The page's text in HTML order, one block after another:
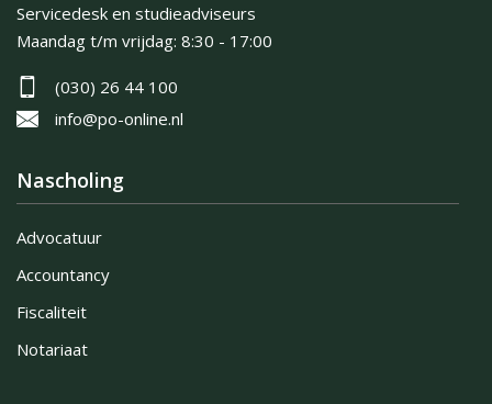
Servicedesk en studieadviseurs
Maandag t/m vrijdag: 8:30 - 17:00
(030) 26 44 100
info@po-online.nl
Nascholing
Advocatuur
Accountancy
Fiscaliteit
Notariaat